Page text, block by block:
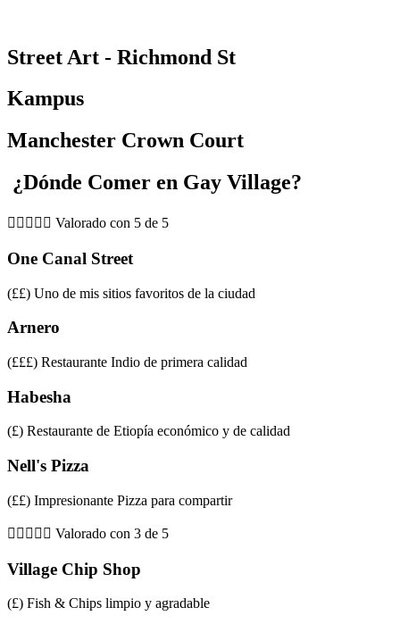
Street Art - Richmond St
Kampus
Manchester Crown Court
¿Dónde Comer en Gay Village?
     Valorado con 5 de 5
One Canal Street
(££) Uno de mis sitios favoritos de la ciudad
Arnero
(£££) Restaurante Indio de primera calidad
Habesha
(£) Restaurante de Etiopía económico y de calidad
Nell's Pizza
(££) Impresionante Pizza para compartir
     Valorado con 3 de 5
Village Chip Shop
(£) Fish & Chips limpio y agradable